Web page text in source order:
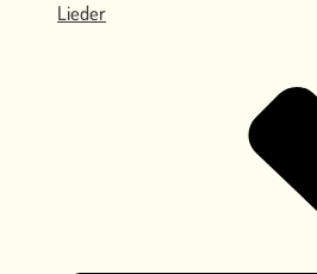
Lieder